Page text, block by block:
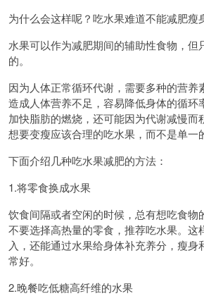
为什么会这样呢？吃水果难道不能减肥瘦
水果可以作为减肥期间的辅助性食物，但
的。
因为人体正常循环代谢，需要多种的营养
造成人体营养不足，容易降低身体的循环
加快脂肪的燃烧，还可能因为代谢减慢而
想要变瘦应该合理的吃水果，而不是单一
下面介绍几种吃水果减肥的方法：
1.将零食换成水果
饮食间隔或者空闲的时候，总有想吃食物
不要选择高热量的零食，推荐吃水果。这
入，还能通过水果给身体补充养分，瘦身
常好。
2.晚餐吃低糖高纤维的水果